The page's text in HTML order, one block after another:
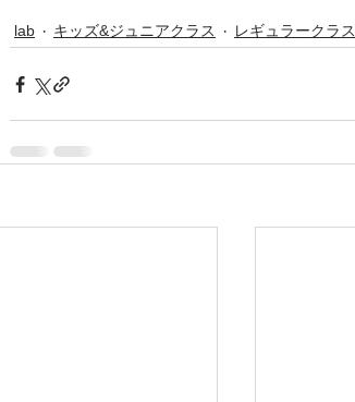
lab キッズ&ジュニアクラス レギュラークラス